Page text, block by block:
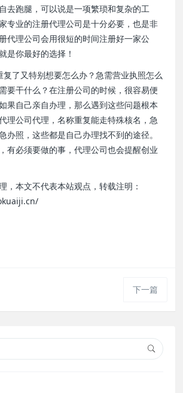
去跑腿，可以说是一项繁琐和复杂的工
专业的注册代理公司是十分必要，也是非
代理公司会用很短的时间注册好一家公
是你最好的选择！
了又特别想要怎么办？急需营业执照怎么
要干什么？在注册公司的时候，很容易便
果自己亲自办理，那么遇到这些问题根本
理公司代理，名称重复能走特殊核名，急
办照，这些都是自己办理找不到的途径。
有必须要做的事，代理公司也会提醒创业
，本文不代表本站观点，转载注明：
下一篇